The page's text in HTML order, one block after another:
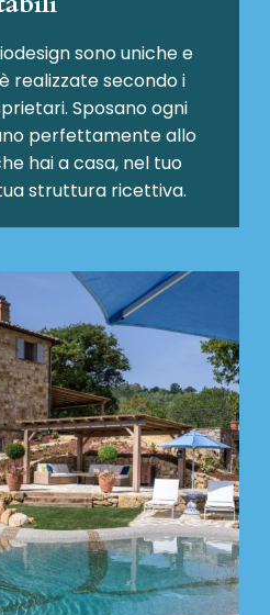
sono uniche e
realizzate secondo i
Sposano ogni
perfettamente allo
hai a casa, nel tuo
struttura ricettiva.